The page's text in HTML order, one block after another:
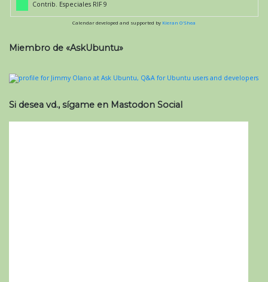
Contrib. Especiales RIF 9
Calendar developed and supported by Kieran O'Shea
Miembro de «AskUbuntu»
Si desea vd., sígame en Mastodon Social